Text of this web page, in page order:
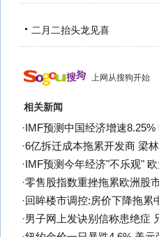
二月二抬头龙见喜
上网从搜狗开始
相关新闻
· IMF预测中国经济增速
·6亿拆迁成本拖累开发商 梁
· IMF预测今年经济"不乐观"
·零售股指数重挫拖累欧洲股
·回眸楼市调控:房价下降拖累
·男子网上发诀别信称患绝症